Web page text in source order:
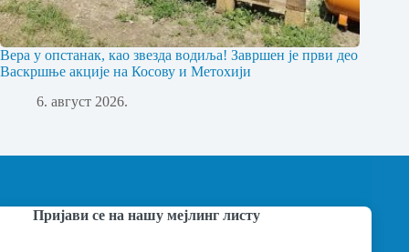
Вера у опстанак, као звезда водиља! Завршен је први део
Васкршње акције на Косову и Метохији
6. август 2026.
Пријави се на нашу мејлинг листу